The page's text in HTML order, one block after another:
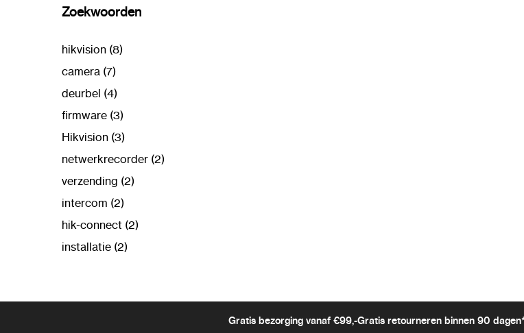
Zoekwoorden
hikvision (8)
camera (7)
deurbel (4)
firmware (3)
Hikvision (3)
netwerkrecorder (2)
verzending (2)
intercom (2)
hik-connect (2)
installatie (2)
Gratis bezorging vanaf €99,-Gratis retourneren binnen 90